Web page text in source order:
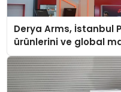
Derya Arms, İstanbul
ürünlerini ve global